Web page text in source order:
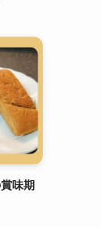
味期